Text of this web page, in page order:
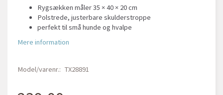
Rygsækken måler 35 × 40 × 20 cm
Polstrede, justerbare skulderstroppe
perfekt til små hunde og hvalpe
Mere information
Model/varenr.: TX28891